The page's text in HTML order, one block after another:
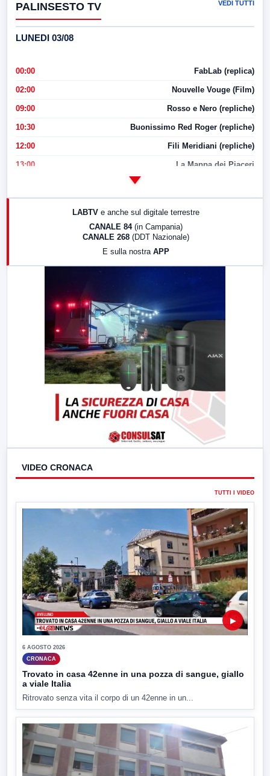
PALINSESTO TV VEDI TUTTI
LUNEDI 03/08
00:00 FabLab (replica)
02:00 Nouvelle Vouge (Film)
09:00 Rosso e Nero (repliche)
10:30 Buonissimo Red Roger (repliche)
12:00 Fili Meridiani (repliche)
13:00 La Mappa dei Piaceri
LABTV e anche sul digitale terrestre
CANALE 84 (in Campania)
CANALE 268 (DDT Nazionale)
E sulla nostra APP
VIDEO CRONACA
TUTTI I VIDEO
▶
6 AGOSTO 2026
CRONACA
Trovato in casa 42enne in una pozza di sangue, giallo
a viale Italia
Ritrovato senza vita il corpo di un 42enne in un...